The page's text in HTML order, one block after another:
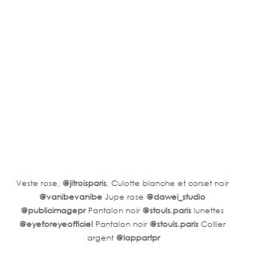
Veste rose, @jitroisparis, Culotte blanche et corset noir
@vanibevanibe Jupe rose @dawei_studio
@publicimagepr Pantalon noir @stouls.paris lunettes
@eyeforeyeofficiel Pantalon noir @stouls.paris Collier
argent @lappartpr